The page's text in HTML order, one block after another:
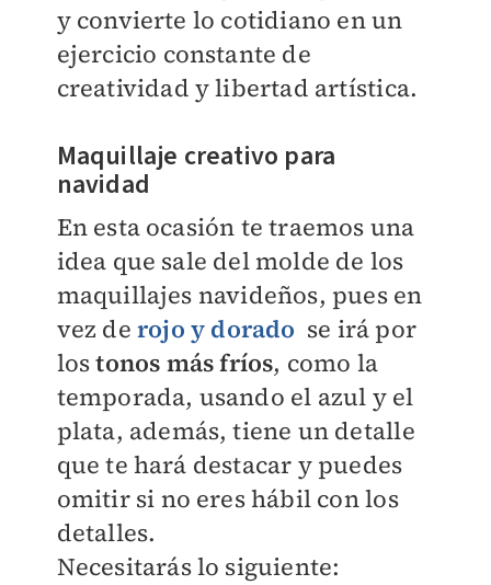
y convierte lo cotidiano en un
ejercicio constante de
creatividad y libertad artística.
Maquillaje creativo para
navidad
En esta ocasión te traemos una
idea que sale del molde de los
maquillajes navideños, pues en
vez de rojo y dorado se irá por
lostonos más fríos, como la
temporada, usando el azul y el
plata, además, tiene un detalle
que te hará destacar y puedes
omitir si no eres hábil con los
detalles.
Necesitarás lo siguiente: